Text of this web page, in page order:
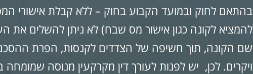
בהתאם לחוק ובמועד הקבוע בחוק – ללא קבלת אישורי
להמציא לקונה כגון אישור מס שבח) לא ניתן להשלים את
שם הקונה, תוך חשיפה של הצדדים לקנסות, הפרת ההסכם
ויקרים. לכן, יש לפנות לעורך דין מקרקעין מנוסה שמומחה